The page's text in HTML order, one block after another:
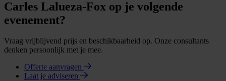
Carles Lalueza-Fox op je volgende
evenement?
Vraag vrijblijvend prijs en beschikbaarheid op. Onze consultants
denken persoonlijk met je mee.
Offerte aanvragen
Laat je adviseren